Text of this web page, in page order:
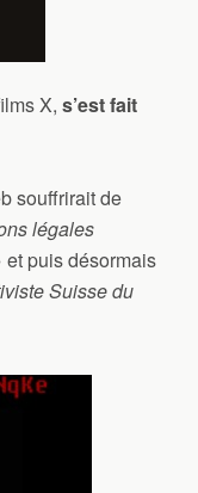
X, s’est fait
souffrirait de
légales
et puis désormais
Suisse du